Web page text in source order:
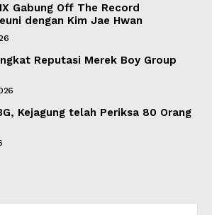
Gabung Off The Record
dengan Kim Jae Hwan
Reputasi Merek Boy Group
Kejagung telah Periksa 80 Orang